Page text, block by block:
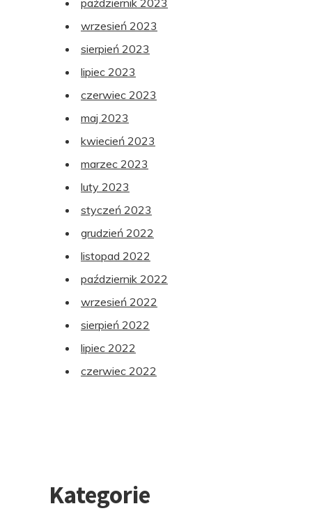
październik 2023
wrzesień 2023
sierpień 2023
lipiec 2023
czerwiec 2023
maj 2023
kwiecień 2023
marzec 2023
luty 2023
styczeń 2023
grudzień 2022
listopad 2022
październik 2022
wrzesień 2022
sierpień 2022
lipiec 2022
czerwiec 2022
Kategorie